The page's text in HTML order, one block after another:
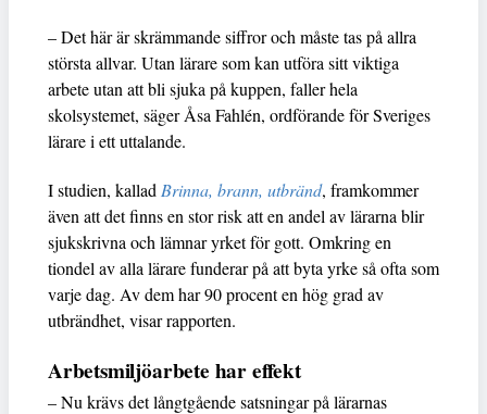
– Det här är skrämmande siffror och måste tas på allra
största allvar. Utan lärare som kan utföra sitt viktiga
arbete utan att bli sjuka på kuppen, faller hela
skolsystemet, säger Åsa Fahlén, ordförande för Sveriges
lärare i ett uttalande.
I studien, kallad Brinna, brann, utbränd, framkommer
även att det finns en stor risk att en andel av lärarna blir
sjukskrivna och lämnar yrket för gott. Omkring en
tiondel av alla lärare funderar på att byta yrke så ofta som
varje dag. Av dem har 90 procent en hög grad av
utbrändhet, visar rapporten.
Arbetsmiljöarbete har effekt
– Nu krävs det långtgående satsningar på lärarnas